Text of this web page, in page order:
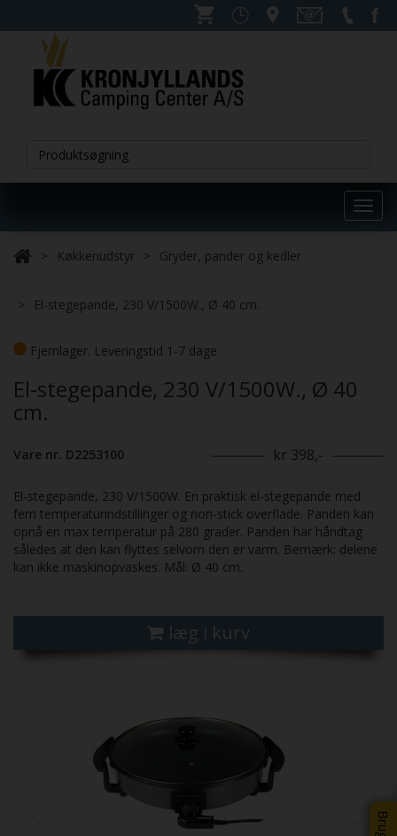
Køkkenudstyr Gryder, pander og kedler
El-stegepande, 230 V/1500W., Ø 40 cm.
Fjernlager. Leveringstid 1-7 dage
El-stegepande, 230 V/1500W., Ø 40
cm.
Vare nr. D2253100 kr 398,-
El-stegepande, 230 V/1500W. En praktisk el-stegepande med
fem temperaturindstillinger og non-stick overflade. Panden kan
opnå en max temperatur på 280 grader. Panden har håndtag
således at den kan flyttes selvom den er varm. Bemærk: delene
kan ikke maskinopvaskes. Mål: Ø 40 cm.
læg i kurv